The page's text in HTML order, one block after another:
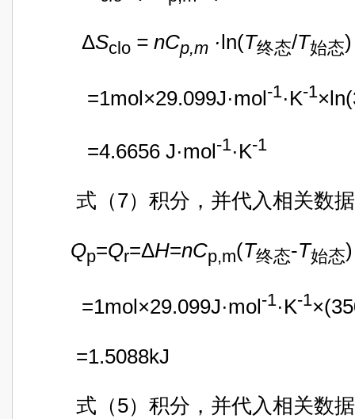
ΔSclo = nCp,m ·ln(T终态/T始态)
=1mol×29.099J·mol-1·K-1
=4.6656 J·mol-1·K-1
式（7）积分，并代入相关数
Qp=Qr=ΔH=nCp,m(T终态-T始态)
=1mol×29.099J·mol-1·K-1
=1.5088kJ
式（5）积分，并代入相关数据